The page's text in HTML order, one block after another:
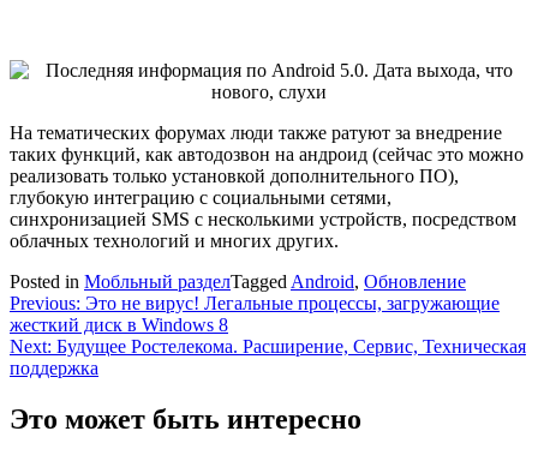
На тематических форумах люди также ратуют за внедрение
таких функций, как автодозвон на андроид (сейчас это можно
реализовать только установкой дополнительного ПО),
глубокую интеграцию с социальными сетями,
синхронизацией SMS с несколькими устройств, посредством
облачных технологий и многих других.
Posted in Мобльный разделTagged Android, Обновление
Навигация
по
записям
Previous: Это не вирус! Легальные процессы, загружающие
жесткий диск в Windows 8
Next: Будущее Ростелекома. Расширение, Сервис, Техническая
поддержка
Это может быть интересно